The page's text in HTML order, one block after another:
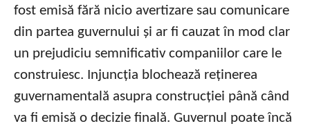
fost emisă fără nicio avertizare sau comunicare
din partea guvernului și ar fi cauzat în mod clar
un prejudiciu semnificativ companiilor care le
construiesc. Injuncția blochează reținerea
guvernamentală asupra construcției până când
va fi emisă o decizie finală. Guvernul poate încă